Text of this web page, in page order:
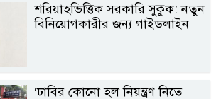
শরিয়াহভিত্তিক সরকারি সুকুক: নতুন
বিনিয়োগকারীর জন্য গাইডলাইন
‘ঢাবির কোনো হল নিয়ন্ত্রণ নিতে